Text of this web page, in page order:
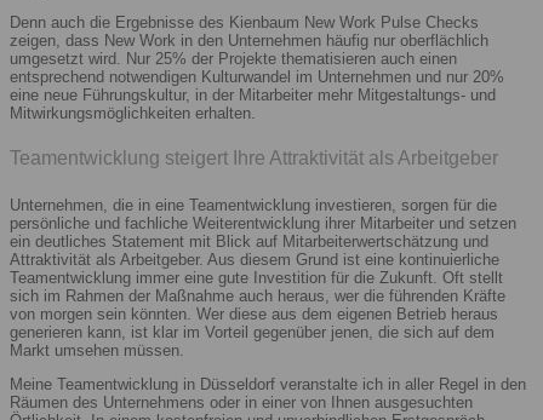
Denn auch die Ergebnisse des Kienbaum New Work Pulse Checks
zeigen, dass New Work in den Unternehmen häufig nur oberflächlich
umgesetzt wird. Nur 25% der Projekte thematisieren auch einen
entsprechend notwendigen Kulturwandel im Unternehmen und nur 20%
eine neue Führungskultur, in der Mitarbeiter mehr Mitgestaltungs- und
Mitwirkungsmöglichkeiten erhalten.
Teamentwicklung steigert Ihre Attraktivität als Arbeitgeber
Unternehmen, die in eine Teamentwicklung investieren, sorgen für die
persönliche und fachliche Weiterentwicklung ihrer Mitarbeiter und setzen
ein deutliches Statement mit Blick auf Mitarbeiterwertschätzung und
Attraktivität als Arbeitgeber. Aus diesem Grund ist eine kontinuierliche
Teamentwicklung immer eine gute Investition für die Zukunft. Oft stellt
sich im Rahmen der Maßnahme auch heraus, wer die führenden Kräfte
von morgen sein könnten. Wer diese aus dem eigenen Betrieb heraus
generieren kann, ist klar im Vorteil gegenüber jenen, die sich auf dem
Markt umsehen müssen.
Meine Teamentwicklung in Düsseldorf veranstalte ich in aller Regel in den
Räumen des Unternehmens oder in einer von Ihnen ausgesuchten